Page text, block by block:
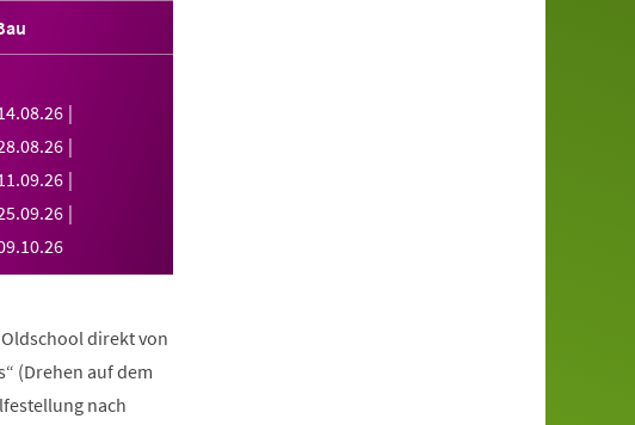
.08.26
.08.26
.09.26
.09.26
.10.26
direkt von
(Drehen auf dem
nach